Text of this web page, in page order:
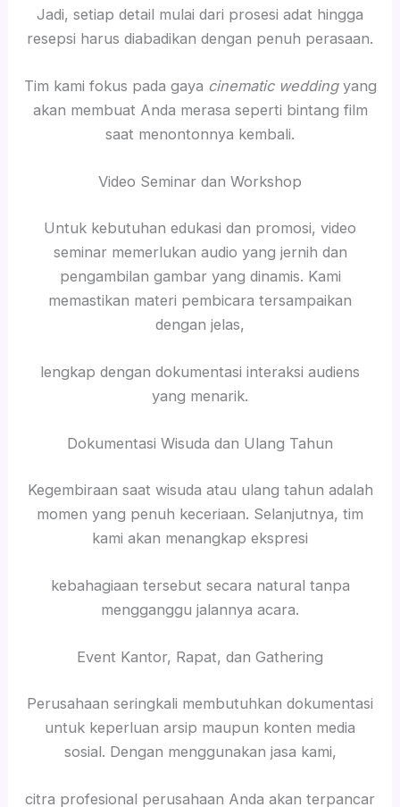
Jadi, setiap detail mulai dari prosesi adat hingga
resepsi harus diabadikan dengan penuh perasaan.
Tim kami fokus pada gaya cinematic weddingyang
akan membuat Anda merasa seperti bintang film
saat menontonnya kembali.
Video Seminar dan Workshop
Untuk kebutuhan edukasi dan promosi, video
seminar memerlukan audio yang jernih dan
pengambilan gambar yang dinamis. Kami
memastikan materi pembicara tersampaikan
dengan jelas,
lengkap dengan dokumentasi interaksi audiens
yang menarik.
Dokumentasi Wisuda dan Ulang Tahun
Kegembiraan saat wisuda atau ulang tahun adalah
momen yang penuh keceriaan. Selanjutnya, tim
kami akan menangkap ekspresi
kebahagiaan tersebut secara natural tanpa
mengganggu jalannya acara.
Event Kantor, Rapat, dan Gathering
Perusahaan seringkali membutuhkan dokumentasi
untuk keperluan arsip maupun konten media
sosial. Dengan menggunakan jasa kami,
citra profesional perusahaan Anda akan terpancar